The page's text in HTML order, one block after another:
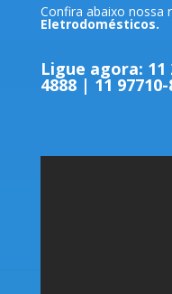
Confira abaixo nossa
Eletrodomésticos.
Ligue agora: 11
4888| 11 9